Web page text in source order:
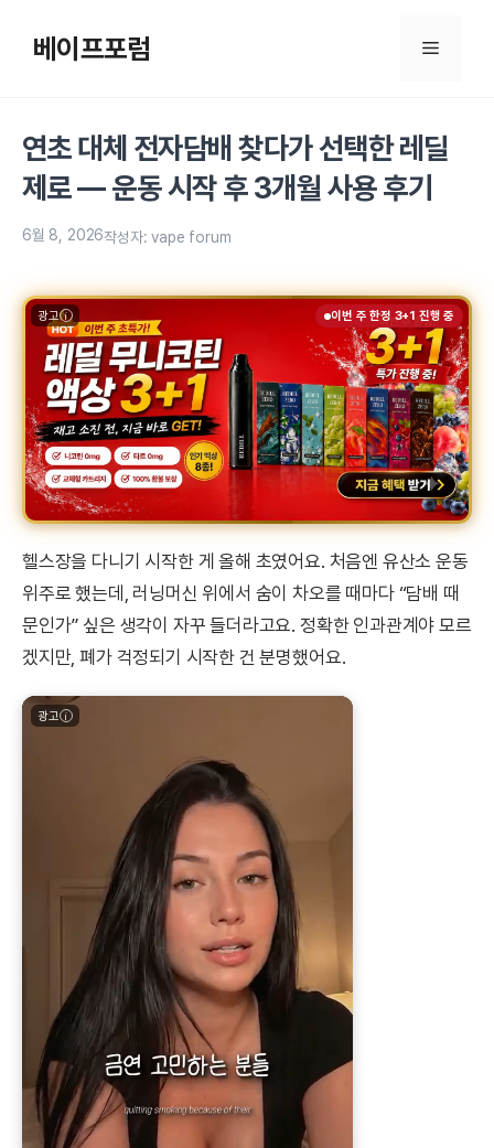
베이프포럼 메
연초 대체 전자담배 찾다가 선택한 레딜
제로 — 운동 시작 후 3개월 사용 후기
6월 8, 2026작성자:vape forum
광고 이번 주 한정 3+1 진행 중
헬스장을 다니기 시작한 게 올해 초였어요. 처음엔 유산소 운동
위주로 했는데, 러닝머신 위에서 숨이 차오를 때마다 “담배 때
문인가” 싶은 생각이 자꾸 들더라고요. 정확한 인과관계야 모르
겠지만, 폐가 걱정되기 시작한 건 분명했어요.
광고